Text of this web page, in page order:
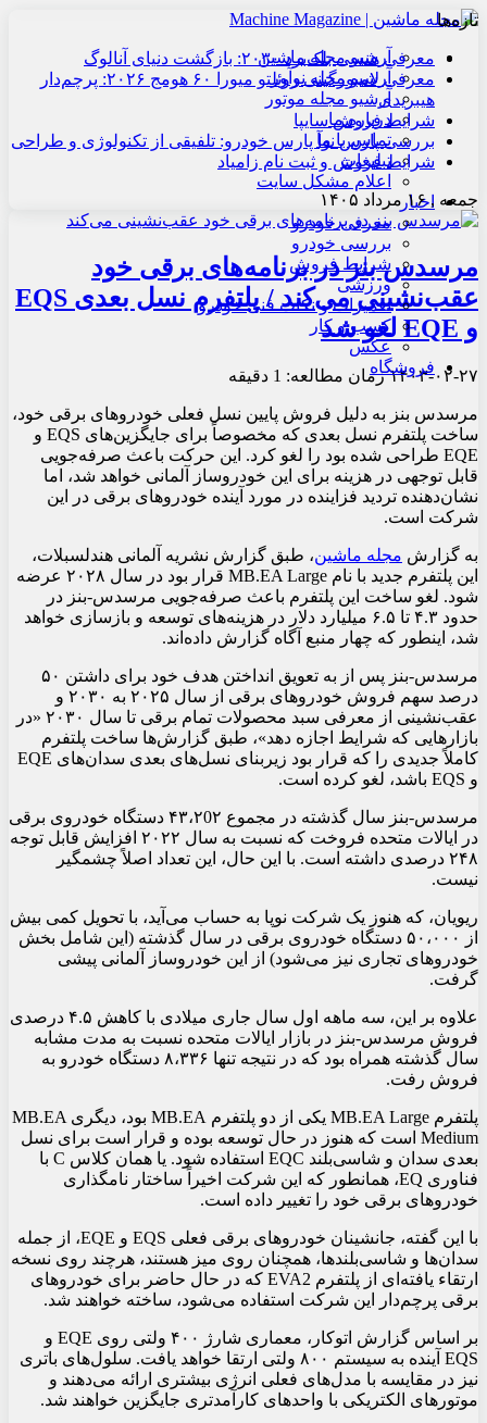
آرشیو مجله ماشین
آرشیو مجله نوآور
آرشیو مجله موتور
درباره ما
تماس با ما
تبلیغات
اعلام مشکل سایت
اخبار
معرفی خودرو
بررسی خودرو
شرایط فروش
ورزشی
تعمیرات و نکات فنی خودرو
کسب و کار
عکس
فروشگاه
تازه‌ها
معرفی هنسی بلک‌برد ۲۰۳۰: بازگشت دنیای آنالوگ
معرفی لامبورگینی روئلتو میورا ۶۰ هومج ۲۰۲۶: پرچم‌دار
هیبریدی
شرایط فروش سایپا
بررسی پارس نوآ پارس خودرو: تلفیقی از تکنولوژی و طراحی
شرایط فروش و ثبت نام زامیاد
جمعه , ۱۶ مرداد ۱۴۰۵
مرسدس بنز در برنامه‌های برقی خود
عقب‌نشینی می‌کند / پلتفرم نسل بعدی EQS
و EQE لغو شد
۱۴۰۳-۰۲-۲۷زمان مطالعه: 1 دقیقه
مرسدس بنز به دلیل فروش پایین نسل فعلی خودروهای برقی خود،
ساخت پلتفرم نسل بعدی که مخصوصاً برای جایگزین‌های EQS و
EQE طراحی شده بود را لغو کرد. این حرکت باعث صرفه‌جویی
قابل توجهی در هزینه برای این خودروساز آلمانی خواهد شد، اما
نشان‌دهنده تردید فزاینده در مورد آینده خودروهای برقی در این
شرکت است.
به گزارش مجله ماشین، طبق گزارش نشریه آلمانی هندلسبلات،
این پلتفرم جدید با نام MB.EA Large قرار بود در سال ۲۰۲۸ عرضه
شود. لغو ساخت این پلتفرم باعث صرفه‌جویی مرسدس-بنز در
حدود ۴.۳ تا ۶.۵ میلیارد دلار در هزینه‌های توسعه و بازسازی خواهد
شد، اینطور که چهار منبع آگاه گزارش داده‌اند.
مرسدس-بنز پس از به تعویق انداختن هدف خود برای داشتن ۵۰
درصد سهم فروش خودروهای برقی از سال ۲۰۲۵ به ۲۰۳۰ و
عقب‌نشینی از معرفی سبد محصولات تمام برقی تا سال ۲۰۳۰ «در
بازارهایی که شرایط اجازه دهد»، طبق گزارش‌ها ساخت پلتفرم
کاملاً جدیدی را که قرار بود زیربنای نسل‌های بعدی سدان‌های EQE
و EQS باشد، لغو کرده است.
مرسدس-بنز سال گذشته در مجموع ۴۳،۲0۲ دستگاه خودروی برقی
در ایالات متحده فروخت که نسبت به سال ۲۰۲۲ افزایش قابل توجه
۲۴۸ درصدی داشته است. با این حال، این تعداد اصلاً چشمگیر
نیست.
ریویان، که هنوز یک شرکت نوپا به حساب می‌آید، با تحویل کمی بیش
از ۵۰،۰۰۰ دستگاه خودروی برقی در سال گذشته (این شامل بخش
خودروهای تجاری نیز می‌شود) از این خودروساز آلمانی پیشی
گرفت.
علاوه بر این، سه ماهه اول سال جاری میلادی با کاهش ۴.۵ درصدی
فروش مرسدس-بنز در بازار ایالات متحده نسبت به مدت مشابه
سال گذشته همراه بود که در نتیجه تنها ۸،۳۳۶ دستگاه خودرو به
فروش رفت.
پلتفرم MB.EA Large یکی از دو پلتفرم MB.EA بود، دیگری MB.EA
Medium است که هنوز در حال توسعه بوده و قرار است برای نسل
بعدی سدان و شاسی‌بلند EQC استفاده شود. یا همان کلاس C با
فناوری EQ، همانطور که این شرکت اخیراً ساختار نامگذاری
خودروهای برقی خود را تغییر داده است.
با این گفته، جانشینان خودروهای برقی فعلی EQS و EQE، از جمله
سدان‌ها و شاسی‌بلندها، همچنان روی میز هستند، هرچند روی نسخه
ارتقاء یافته‌ای از پلتفرم EVA2 که در حال حاضر برای خودروهای
برقی پرچم‌دار این شرکت استفاده می‌شود، ساخته خواهند شد.
بر اساس گزارش اتوکار، معماری شارژ ۴۰۰ ولتی روی EQE و
EQS آینده به سیستم ۸۰۰ ولتی ارتقا خواهد یافت. سلول‌های باتری
نیز در مقایسه با مدل‌های فعلی انرژی بیشتری ارائه می‌دهند و
موتورهای الکتریکی با واحدهای کارآمدتری جایگزین خواهند شد.